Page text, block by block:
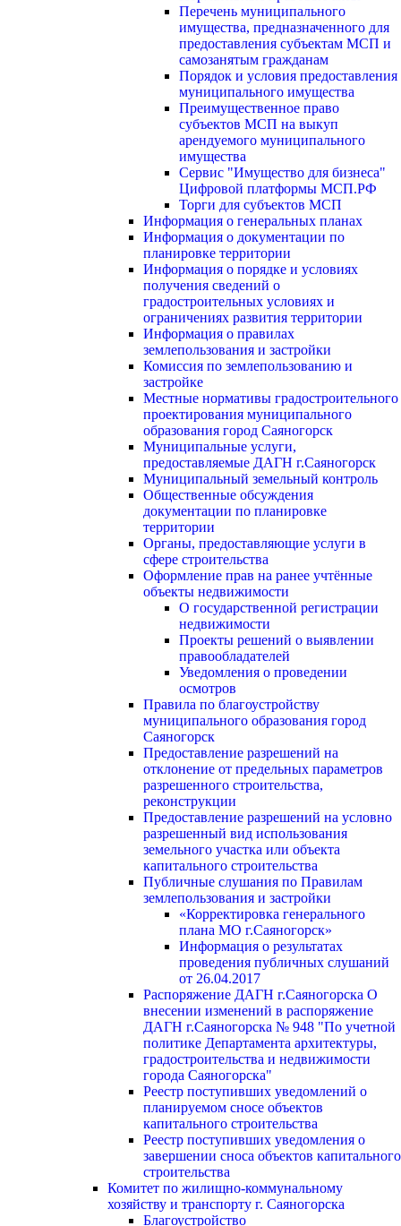
Перечень муниципального
имущества, предназначенного для
предоставления субъектам МСП и
самозанятым гражданам
Порядок и условия предоставления
муниципального имущества
Преимущественное право
субъектов МСП на выкуп
арендуемого муниципального
имущества
Сервис "Имущество для бизнеса"
Цифровой платформы МСП.РФ
Торги для субъектов МСП
Информация о генеральных планах
Информация о документации по
планировке территории
Информация о порядке и условиях
получения сведений о
градостроительных условиях и
ограничениях развития территории
Информация о правилах
землепользования и застройки
Комиссия по землепользованию и
застройке
Местные нормативы градостроительного
проектирования муниципального
образования город Саяногорск
Муниципальные услуги,
предоставляемые ДАГН г.Саяногорск
Муниципальный земельный контроль
Общественные обсуждения
документации по планировке
территории
Органы, предоставляющие услуги в
сфере строительства
Оформление прав на ранее учтённые
объекты недвижимости
О государственной регистрации
недвижимости
Проекты решений о выявлении
правообладателей
Уведомления о проведении
осмотров
Правила по благоустройству
муниципального образования город
Саяногорск
Предоставление разрешений на
отклонение от предельных параметров
разрешенного строительства,
реконструкции
Предоставление разрешений на условно
разрешенный вид использования
земельного участка или объекта
капитального строительства
Публичные слушания по Правилам
землепользования и застройки
«Корректировка генерального
плана МО г.Саяногорск»
Информация о результатах
проведения публичных слушаний
от 26.04.2017
Распоряжение ДАГН г.Саяногорска О
внесении изменений в распоряжение
ДАГН г.Саяногорска № 948 "По учетной
политике Департамента архитектуры,
градостроительства и недвижимости
города Саяногорска"
Реестр поступивших уведомлений о
планируемом сносе объектов
капитального строительства
Реестр поступивших уведомления о
завершении сноса объектов капитального
строительства
Комитет по жилищно-коммунальному
хозяйству и транспорту г. Саяногорска
Благоустройство